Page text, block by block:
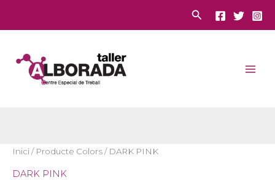
Cerca
Inici/ Producte Colors / DARK PINK
DARK PINK